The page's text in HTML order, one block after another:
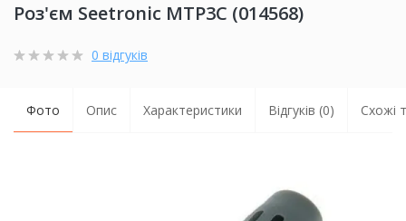
Роз'єм Seetronic MTP3C (014568)
0 відгуків
Фото Опис Характеристики Відгуків (0) Схожі